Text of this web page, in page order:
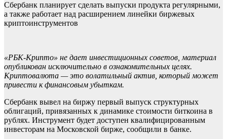
Сбербанк планирует сделать выпуски продукта регулярными,
а также работает над расширением линейки биржевых
криптоинструментов
«РБК-Крипто» не дает инвестиционных советов, материал
опубликован исключительно в ознакомительных целях.
Криптовалюта — это волатильный актив, который может
привести к финансовым убыткам.
Сбербанк вывел на биржу первый выпуск структурных
облигаций, привязанных к динамике стоимости биткоина в
рублях. Инструмент будет доступен квалифицированным
инвесторам на Московской бирже, сообщили в банке.